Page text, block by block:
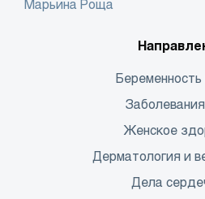
Марьина Роща
Женское
Дерматология и
Дела